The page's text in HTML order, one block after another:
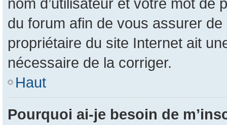
du forum afin de vous assurer
propriétaire du site Internet ait
nécessaire de la corriger.
Haut
Pourquoi ai-je besoin de